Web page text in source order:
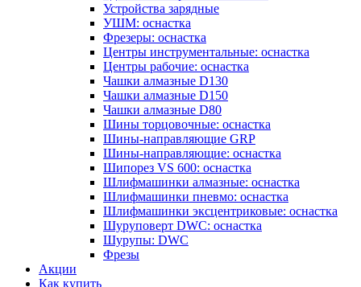
Устройства зарядные
УШМ: оснастка
Фрезеры: оснастка
Центры инструментальные: оснастка
Центры рабочие: оснастка
Чашки алмазные D130
Чашки алмазные D150
Чашки алмазные D80
Шины торцовочные: оснастка
Шины-направляющие GRP
Шины-направляющие: оснастка
Шипорез VS 600: оснастка
Шлифмашинки алмазные: оснастка
Шлифмашинки пневмо: оснастка
Шлифмашинки эксцентриковые: оснастка
Шуруповерт DWC: оснастка
Шурупы: DWC
Фрезы
Акции
Как купить